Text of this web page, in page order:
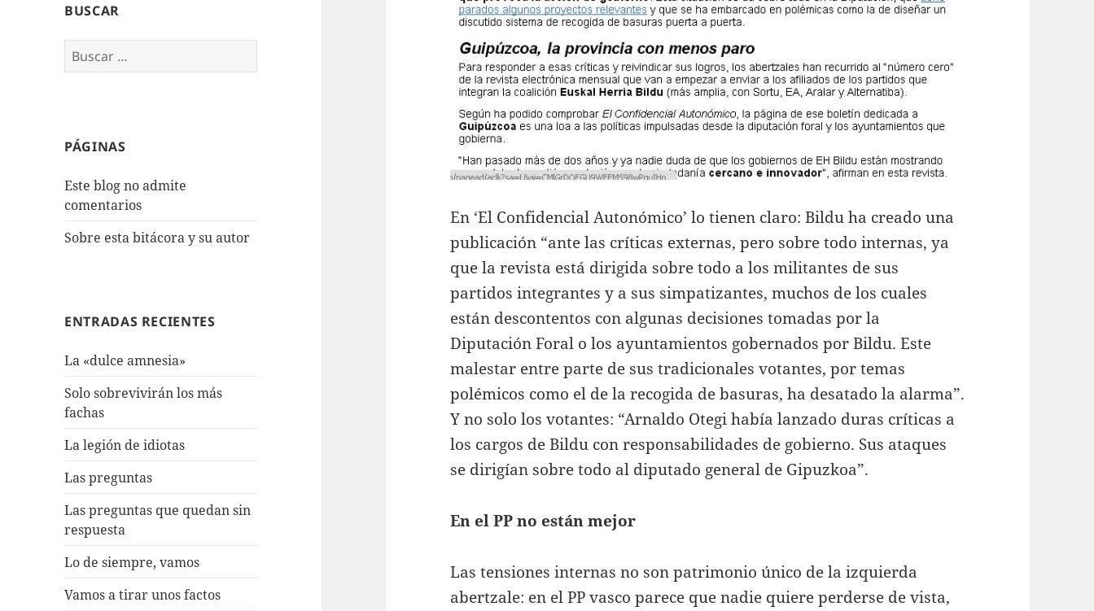
BUSCAR
Buscar:
PÁGINAS
Este blog no admite
comentarios
Sobre esta bitácora y su autor
ENTRADAS RECIENTES
La «dulce amnesia»
Solo sobrevivirán los más
fachas
La legión de idiotas
Las preguntas
Las preguntas que quedan sin
respuesta
Lo de siempre, vamos
Vamos a tirar unos factos
En ‘El Confidencial Autonómico’ lo tienen claro: Bildu ha creado una
publicación “ante las críticas externas, pero sobre todo internas, ya
que la revista está dirigida sobre todo a los militantes de sus
partidos integrantes y a sus simpatizantes, muchos de los cuales
están descontentos con algunas decisiones tomadas por la
Diputación Foral o los ayuntamientos gobernados por Bildu. Este
malestar entre parte de sus tradicionales votantes, por temas
polémicos como el de la recogida de basuras, ha desatado la alarma”.
Y no solo los votantes: “Arnaldo Otegi había lanzado duras críticas a
los cargos de Bildu con responsabilidades de gobierno. Sus ataques
se dirigían sobre todo al diputado general de Gipuzkoa”.
En el PP no están mejor
Las tensiones internas no son patrimonio único de la izquierda
abertzale: en el PP vasco parece que nadie quiere perderse de vista,